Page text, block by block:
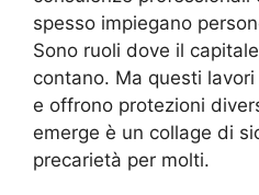
spesso impiegano
Sono ruoli dove il
contano. Ma questi
e offrono protezioni
emerge è un collage di
precarietà per molti.